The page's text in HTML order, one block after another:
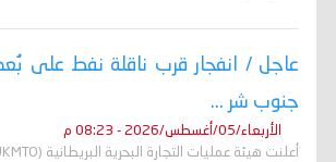
جنوب شر ...
الأربعاء/05/أغسطس/2026 - 08:23 م